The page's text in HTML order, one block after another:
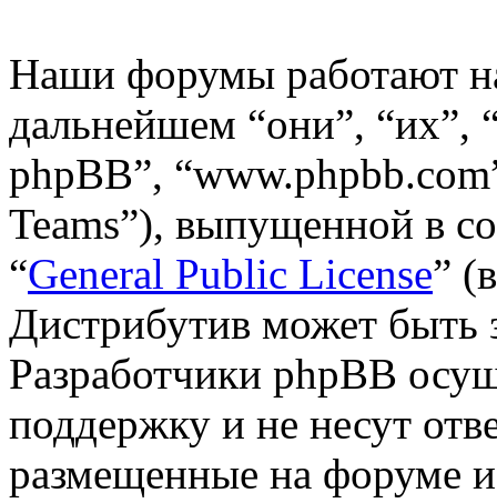
Наши форумы работают
дальнейшем “они”, “их”,
phpBB”,
Teams”), выпущенной в
“General Public License”
Дистрибутив может быть
Разработчики phpBB
поддержку и не несут
размещенные на форуме